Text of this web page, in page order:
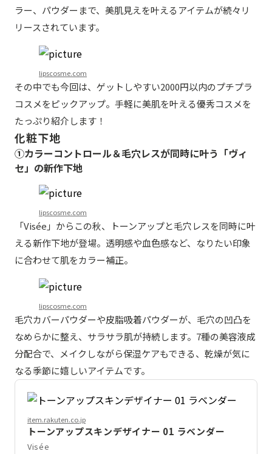
ラー、パウダーまで、美肌見えを叶えるアイテムが続々リ
リースされています。
lipscosme.com
その中でも今回は、ゲットしやすい2000円以内のプチプラ
コスメをピックアップ。手軽に美肌を叶える優秀コスメを
たっぷり紹介します！
化粧下地
①カラーコントロール＆毛穴レスが同時に叶う「ヴィ
セ」の新作下地
lipscosme.com
「Visée」からこの秋、トーンアップと毛穴レスを同時に叶
える新作下地が登場。透明感や血色感など、なりたい印象
に合わせて肌をカラー補正。
lipscosme.com
毛穴カバーパウダーや皮脂吸着パウダーが、毛穴の凹凸を
なめらかに整え、サラサラ肌が持続します。7種の美容液成
分配合で、メイクしながら保湿ケアもできる、乾燥が気に
なる季節に嬉しいアイテムです。
item.rakuten.co.jp
トーンアップスキンデザイナー 01 ラベンダー
Visée